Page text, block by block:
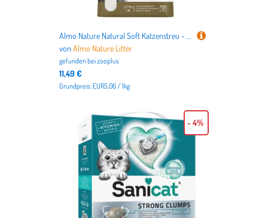
Almo Nature Natural Soft Katzenstreu - 2,27 kg
vonAlmo Nature Litter
gefunden beizooplus
11,49 €
Grundpreis: EUR5.06 / 1kg
- 4%